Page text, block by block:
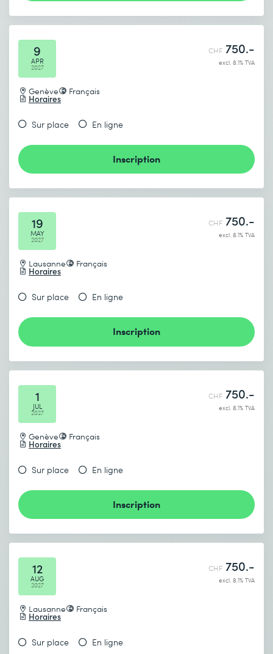
9
APR
2027
Genève Français
Horaires
CHF 750.-
excl. 8.1% TVA
Sur place En ligne
Inscription
19
MAY
2027
Lausanne Français
Horaires
CHF 750.-
excl. 8.1% TVA
Sur place En ligne
Inscription
1
JUL
2027
Genève Français
Horaires
CHF 750.-
excl. 8.1% TVA
Sur place En ligne
Inscription
12
AUG
2027
Lausanne Français
Horaires
CHF 750.-
excl. 8.1% TVA
Sur place En ligne